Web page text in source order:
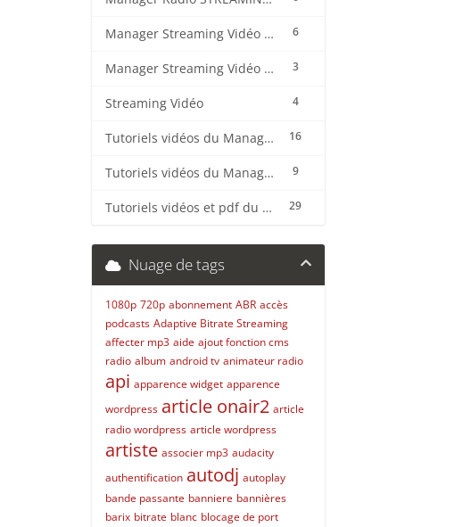
6
Manager Streaming Vidéo TVMCP
3
Manager Streaming Vidéo VDO
4
Streaming Vidéo
16
Tutoriels vidéos du Manager Radio CentovaCast
9
Tutoriels vidéos du Manager Radio STREAMING CENTER
29
Tutoriels vidéos et pdf du CMS Radio Wordpress + OnAir2/Pro.Radio
Nuage de tags
1080p 720p abonnement ABR accès
podcasts Adaptive Bitrate Streaming
affecter mp3 aide ajout fonction cms
radio album android tv animateur radio
api apparence widget apparence
wordpress article onair2 article
radio wordpress article wordpress
artiste associer mp3 audacity
authentification autodj autoplay
bande passante banniere bannières
barix bitrate blanc blocage de port